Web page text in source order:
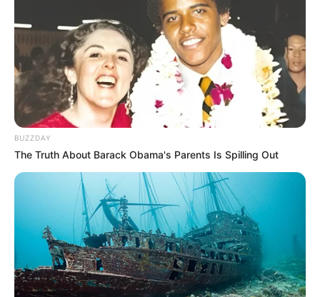
(foto: pergikuliner)
Menu sapo tahu Solaria sudah pasti lezat dan aromanya khas.
Isinya terdiri dari tahu sutra goreng, lalu ditumis bersama bawang
bombay, irisan paprika, daun bawang, irisan daging sapi, atau
BUZZDAY
The Truth About Barack Obama's Parents Is Spilling Out